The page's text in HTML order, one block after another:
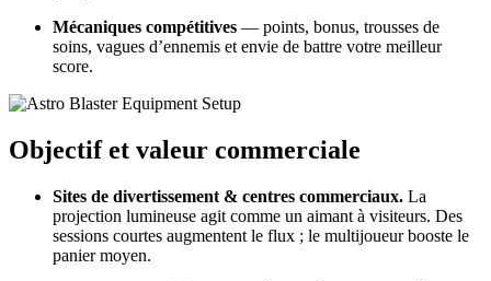
Mécaniques compétitives — points, bonus, trousses de
soins, vagues d’ennemis et envie de battre votre meilleur
score.
Objectif et valeur commerciale
Sites de divertissement & centres commerciaux. La
projection lumineuse agit comme un aimant à visiteurs. Des
sessions courtes augmentent le flux ; le multijoueur booste le
panier moyen.